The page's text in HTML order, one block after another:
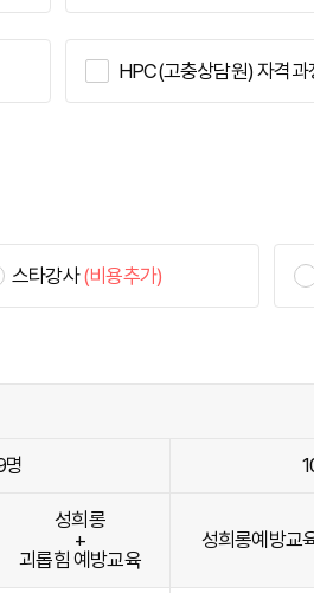
HPC(고충상담원) 자격과
스타강사(비용추가)
명
성희롱
+
괴롭힘 예방교육
성희롱예방교